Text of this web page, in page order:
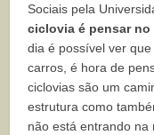
Sociais pela
ciclovia é pensar no
dia é possível ver
carros, é hora de
ciclovias são um
estrutura como
não está entrando na